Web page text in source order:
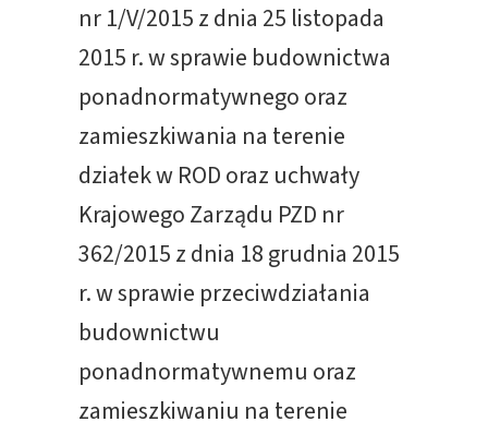
nr 1/V/2015 z dnia 25 listopada
2015 r. w sprawie budownictwa
ponadnormatywnego oraz
zamieszkiwania na terenie
działek w ROD oraz uchwały
Krajowego Zarządu PZD nr
362/2015 z dnia 18 grudnia 2015
r. w sprawie przeciwdziałania
budownictwu
ponadnormatywnemu oraz
zamieszkiwaniu na terenie